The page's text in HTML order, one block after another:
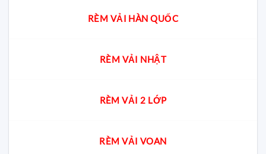
RÈM VẢI HÀN QUỐC
RÈM VẢI NHẬT
RÈM VẢI 2 LỚP
RÈM VẢI VOAN